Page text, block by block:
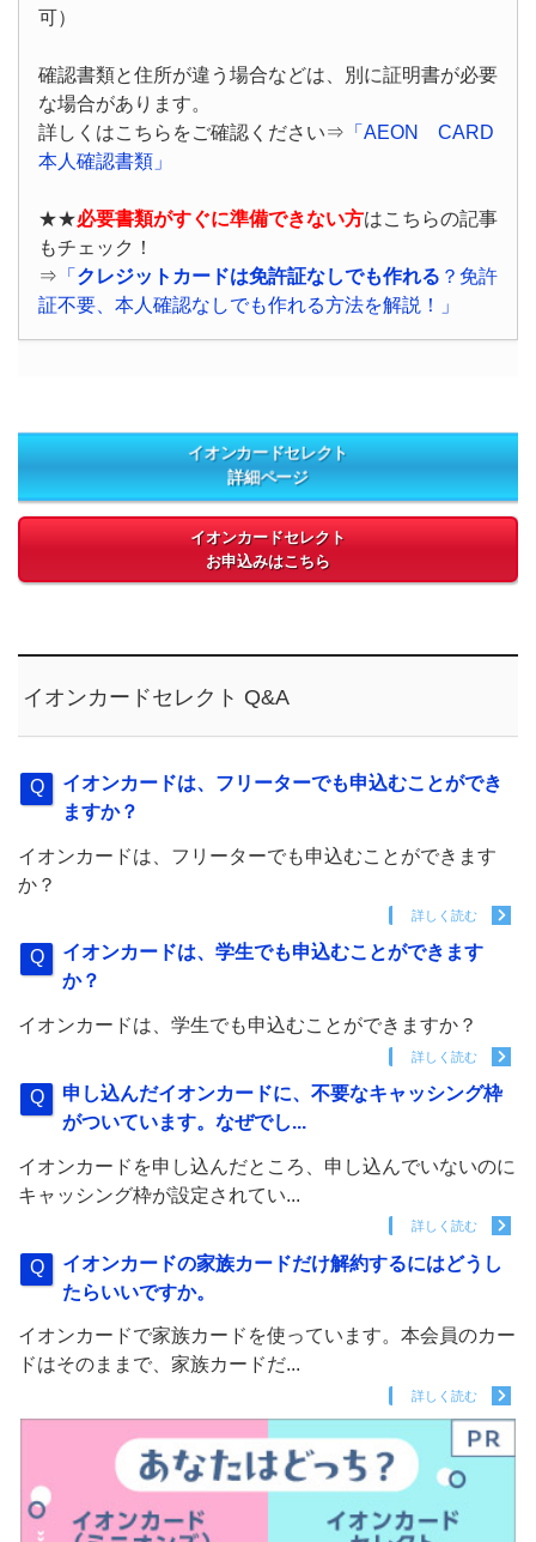
可）
確認書類と住所が違う場合などは、別に証明書が必要
な場合があります。
詳しくはこちらをご確認ください⇒ 「AEON CARD
本人確認書類」
★★必要書類がすぐに準備できない方はこちらの記事
もチェック！
⇒ 「 クレジットカードは免許証なしでも作れる ？免許
証不要、本人確認なしでも作れる方法を解説！」
イオンカードセレクト
詳細ページ
イオンカードセレクト
お申込みはこちら
イオンカードセレクト Q&A
イオンカードは、フリーターでも申込むことができ
ますか？
イオンカードは、フリーターでも申込むことができます
か？
詳しく読む
イオンカードは、学生でも申込むことができます
か？
イオンカードは、学生でも申込むことができますか？
詳しく読む
申し込んだイオンカードに、不要なキャッシング枠
がついています。なぜでし...
イオンカードを申し込んだところ、申し込んでいないのに
キャッシング枠が設定されてい...
詳しく読む
イオンカードの家族カードだけ解約するにはどうし
たらいいですか。
イオンカードで家族カードを使っています。本会員のカー
ドはそのままで、家族カードだ...
詳しく読む